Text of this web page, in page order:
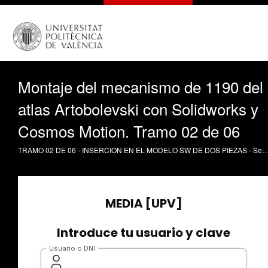
Montaje del mecanismo de 1190 del
atlas Artobolevski con Solidworks y
Cosmos Motion. Tramo 02 de 06
TRAMO 02 DE 06 - INSERCION EN EL MODELO SW DE DOS PIEZAS - Seguimos insertando piezas en el modelo SW, definiendo las correspondientes "mates". Primero comprobamos donde ubicarlas, revisando la animación disponible. Procedemos a insertar la pieza seleccionada. Se trata de la piezas tres. Hemos de insertarla en una ranura. Definimos en primer lugar una "mate" coincidencia de superficies. Y en segundo lugar, otra "mate" del mismo tipo. Con lo que tenemos la pieza insertada en la ranura. Comprobamos el movimiento relativa resultante. Seguidamente procedemos a revisar la animación de referencia disponible, para decidir que nueva pieza insertar. Colocamos alguna de las piezas en posición y procedemos a insertar la pieza seleccionada. Tenemos que insertar una parte de la pieza en la ranura correspondiente. Definiremos